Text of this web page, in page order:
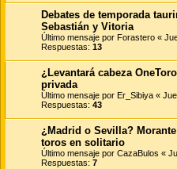
Debates de temporada
Sebastián y Vitoria
Último mensaje por Forastero «
Respuestas: 13
¿Levantará cabeza
privada
Último mensaje por Er_Sibiya «
Respuestas: 43
¿Madrid o Sevilla?
toros en solitario
Último mensaje por CazaBulos «
Respuestas: 7